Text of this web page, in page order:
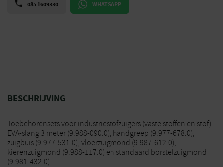
085 1609330 WHATSAPP
BESCHRIJVING
Toebehorensets voor industriestofzuigers (vaste stoffen en stof):
EVA-slang 3 meter (9.988-090.0), handgreep (9.977-678.0),
zuigbuis (9.977-531.0), vloerzuigmond (9.987-612.0),
kierenzuigmond (9.988-117.0) en standaard borstelzuigmond
(9.981-432.0).